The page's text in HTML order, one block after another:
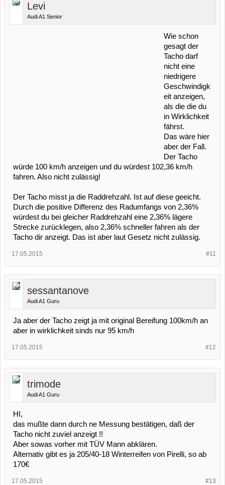
Levi
Audi A1 Senior
Wie schon
gesagt der
Tacho darf
nicht eine
niedrigere
Geschwindigk
eit anzeigen,
als die die du
in Wirklichkeit
fährst.
Das wäre hier
aber der Fall.
Der Tacho
würde 100 km/h anzeigen und du würdest 102,36 km/h
fahren. Also nicht zulässig!
Der Tacho misst ja die Raddrehzahl. Ist auf diese geeicht.
Durch die positive Differenz des Radumfangs von 2,36%
würdest du bei gleicher Raddrehzahl eine 2,36% lägere
Strecke zurücklegen, also 2,36% schneller fahren als der
Tacho dir anzeigt. Das ist aber laut Gesetz nicht zulässig.
#11
17.05.2015
sessantanove
Audi A1 Guru
Ja aber der Tacho zeigt ja mit original Bereifung 100km/h an
aber in wirklichkeit sinds nur 95 km/h
#12
17.05.2015
trimode
Audi A1 Guru
HI,
das mußte dann durch ne Messung bestätigen, daß der
Tacho nicht zuviel anzeigt !!
Aber sowas vorher mit TÜV Mann abklären.
Alternativ gibt es ja 205/40-18 Winterreifen von Pirelli, so ab
170€
#13
17.05.2015